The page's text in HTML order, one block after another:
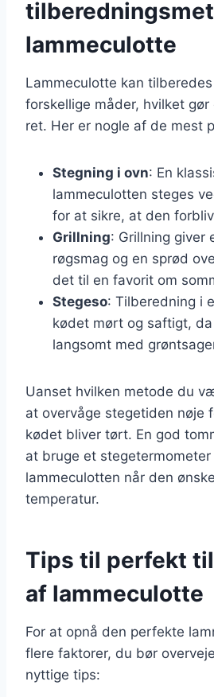
lammeculotte
Lammeculotte kan
forskellige måder, hvilket
ret. Her er nogle af de mest
Stegning i ovn: En
lammeculotten steges
for at sikre, at den
Grillning: Grillning giver
røgsmag og en sprød
det til en favorit om
Stegeso: Tilberedning i
kødet mørt og saftigt,
langsomt med
Uanset hvilken metode du
at overvåge stegetiden nøje
kødet bliver tørt. En god
at bruge et
lammeculotten når den
temperatur.
Tips til perfekt
af lammeculotte
For at opnå den perfekte
flere faktorer, du bør
nyttige tips: